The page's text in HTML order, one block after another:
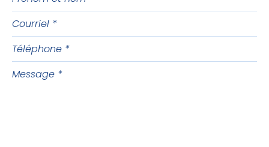
nom
Courriel
Téléphone
Message